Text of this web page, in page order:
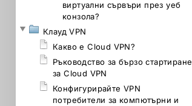
виртуални сървъри през уеб
конзола?
Клауд VPN
Какво е Cloud VPN?
Ръководство за бързо стартиране
за Cloud VPN
Конфигурирайте VPN
потребители за компютърни и